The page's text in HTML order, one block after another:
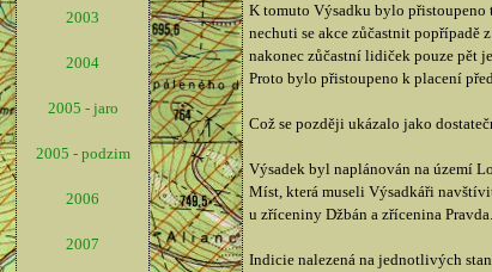
2003
2004
2005 - jaro
2005 - podzim
2006
2007
K tomuto Výsadku bylo přistoupeno
nechuti se akce zůčastnit popřípadě
nakonec zůčastní lidiček pouze pět
Proto bylo přistoupeno k placení
Což se později ukázalo jako
Výsadek byl naplánován na území
Míst, která museli Výsadkáři
u zříceniny Džbán a zřícenina Pravda.
Indicie nalezená na jednotlivých